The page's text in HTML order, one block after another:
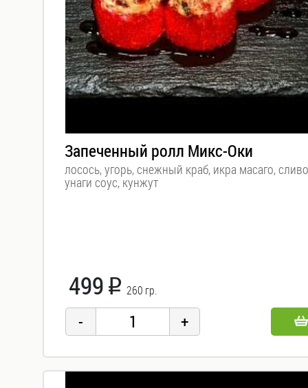
маки)
Мини
роллы
Суши
Темпура
Салаты
Горячее
Основные
блюда,
Запеченный ролл Микс-Оки
лосось, угорь, снежный краб, икра масаго,
унаги соус, кунжут
499 i 260 гр.